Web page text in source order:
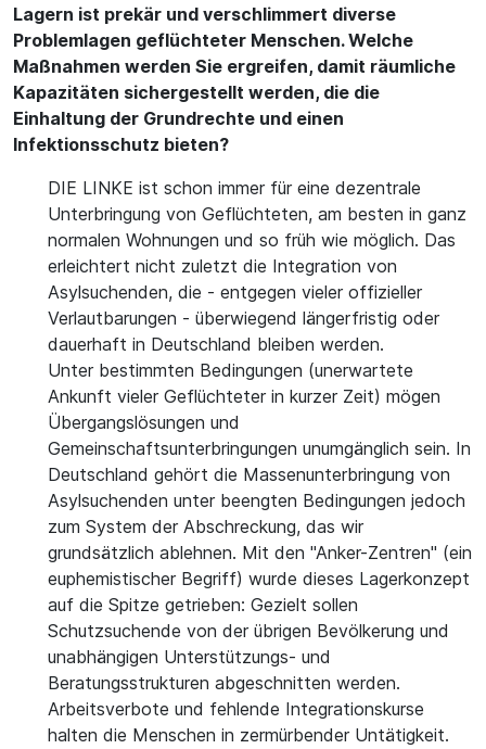
Lagern ist prekär und verschlimmert diverse
Problemlagen geflüchteter Menschen. Welche
Maßnahmen werden Sie ergreifen, damit räumliche
Kapazitäten sichergestellt werden, die die
Einhaltung der Grundrechte und einen
Infektionsschutz bieten?
DIE LINKE ist schon immer für eine dezentrale
Unterbringung von Geflüchteten, am besten in ganz
normalen Wohnungen und so früh wie möglich. Das
erleichtert nicht zuletzt die Integration von
Asylsuchenden, die - entgegen vieler offizieller
Verlautbarungen - überwiegend längerfristig oder
dauerhaft in Deutschland bleiben werden.
Unter bestimmten Bedingungen (unerwartete
Ankunft vieler Geflüchteter in kurzer Zeit) mögen
Übergangslösungen und
Gemeinschaftsunterbringungen unumgänglich sein. In
Deutschland gehört die Massenunterbringung von
Asylsuchenden unter beengten Bedingungen jedoch
zum System der Abschreckung, das wir
grundsätzlich ablehnen. Mit den "Anker-Zentren" (ein
euphemistischer Begriff) wurde dieses Lagerkonzept
auf die Spitze getrieben: Gezielt sollen
Schutzsuchende von der übrigen Bevölkerung und
unabhängigen Unterstützungs- und
Beratungsstrukturen abgeschnitten werden.
Arbeitsverbote und fehlende Integrationskurse
halten die Menschen in zermürbender Untätigkeit.